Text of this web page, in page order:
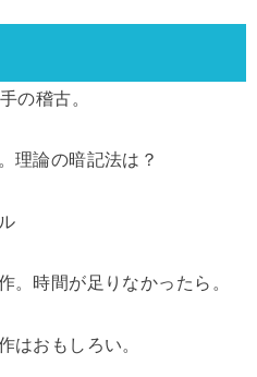
の稽古。
理論の暗記法は？
。時間が足りなかったら。
はおもしろい。